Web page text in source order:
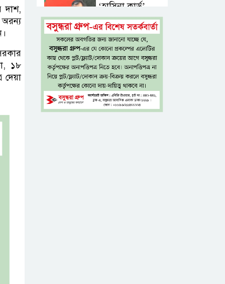
দাশ,
১৮
দেয়া
‘হাসিনা কার্ড’
ব্যবহার করে
ভারতের সঙ্গে
বন্ধুত্বপূর্ণ সম্পর্ক সম্ভব নয়: স্বরাষ্ট্রমন্ত্রী
সব বাধা পেরিয়ে
বাস্তবতার নিরিখে
দেশকে এগিয়ে নিতে